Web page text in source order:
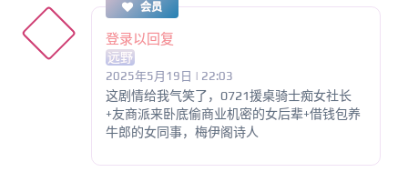
会员
登录以回复
远野
2025年5月19日 | 22:03
这剧情给我气笑了，0721援桌骑士痴女社长
+友商派来卧底偷商业机密的女后辈+借钱包养
牛郎的女同事，梅伊阁诗人